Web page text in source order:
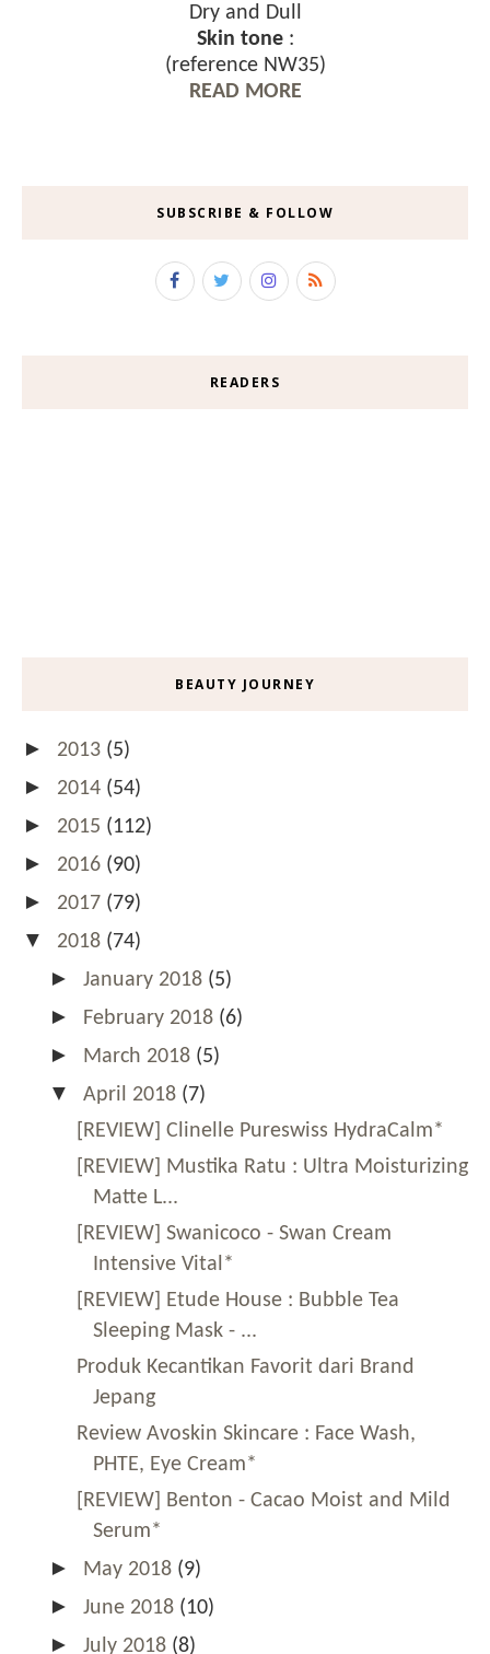
Dry and Dull
Skin tone:
(reference NW35)
READ MORE
SUBSCRIBE & FOLLOW
READERS
BEAUTY JOURNEY
► 2013 (5)
► 2014 (54)
► 2015 (112)
► 2016 (90)
► 2017 (79)
▼ 2018 (74)
► January 2018 (5)
► February 2018 (6)
► March 2018 (5)
▼ April 2018 (7)
[REVIEW] Clinelle Pureswiss HydraCalm*
[REVIEW] Mustika Ratu : Ultra Moisturizing
Matte L...
[REVIEW] Swanicoco - Swan Cream
Intensive Vital*
[REVIEW] Etude House : Bubble Tea
Sleeping Mask - ...
Produk Kecantikan Favorit dari Brand
Jepang
Review Avoskin Skincare : Face Wash,
PHTE, Eye Cream*
[REVIEW] Benton - Cacao Moist and Mild
Serum*
► May 2018 (9)
► June 2018 (10)
► July 2018 (8)